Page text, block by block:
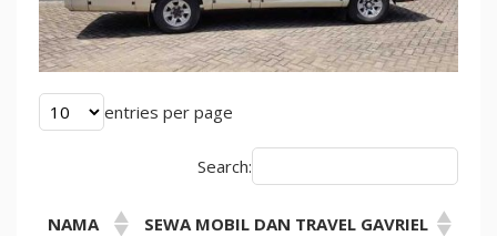
entries per page
Search:
NAMA
SEWA MOBIL DAN TRAVEL GAVRIEL